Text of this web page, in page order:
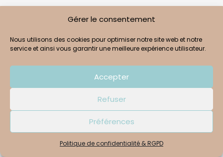
Gérer le consentement
Nous utilisons des cookies pour optimiser notre site web et notre
service et ainsi vous garantir une meilleure expérience utilisateur.
Accepter
Refuser
Préférences
Politique de confidentialité & RGPD